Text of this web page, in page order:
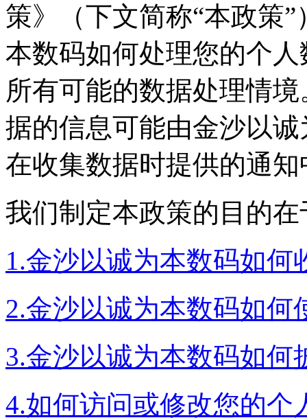
策》（下文简称“本政策
本数码如何处理您的个人
所有可能的数据处理情
据的信息可能由金沙以诚
在收集数据时提供的通
我们制定本政策的目的在
1.金沙以诚为本数码如
2.金沙以诚为本数码如何
3.金沙以诚为本数码如何
4.如何访问或修改您的个